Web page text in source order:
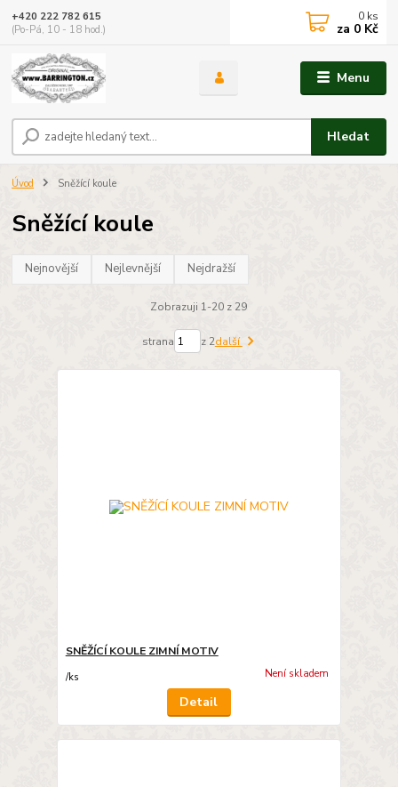
Menu
Hledat
+420 222 782 615
(Po-Pá, 10 - 18 hod.)
0 ks
za 0 Kč
Úvod Sněžící koule
Sněžící koule
Nejnovější Nejlevnější Nejdražší
Zobrazuji 1-20 z 29
strana z 2další
SNĚŽÍCÍ KOULE ZIMNÍ MOTIV
/ks Není skladem
Detail